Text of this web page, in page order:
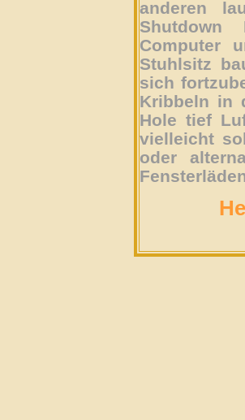
anderen
Shutdown
Computer
Stuhlsitz
sich
Kribbeln in
Hole tief
vielleicht
oder